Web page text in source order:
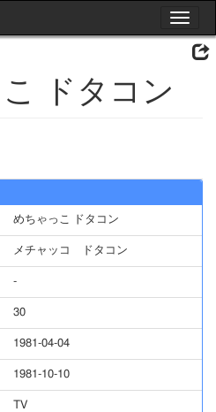
Toggle
ドタコン
めちゃっこ ドタコン
メチャッコ ドタコン
-
30
1981-04-04
1981-10-10
TV